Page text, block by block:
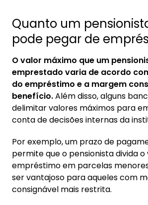
Quanto um
pode pegar de
O valor máximo que um
emprestado varia de acordo
do empréstimo e a margem
benefício.Além disso, alguns
delimitar valores máximos para
conta de decisões internas da
Por exemplo, um prazo de
permite que o pensionista divida o
empréstimo em parcelas
ser vantajoso para aqueles com
consignável mais restrita.